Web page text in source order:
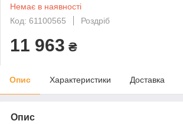
Немає в наявності
Код: 61100565
Роздріб
11 963 ₴
Опис Характеристики Доставка
Опис